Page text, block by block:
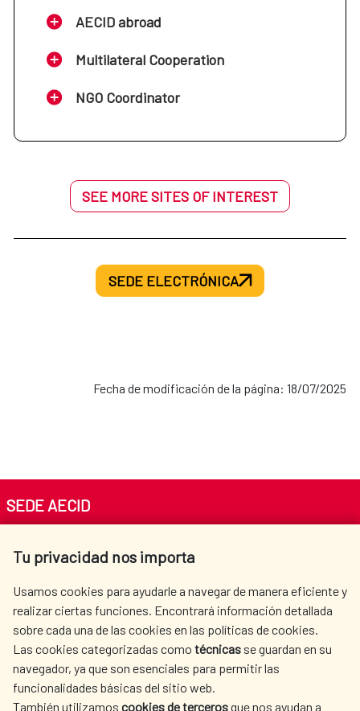
AECID abroad
Multilateral Cooperation
NGO Coordinator
SEE MORE SITES OF INTEREST
SEDE ELECTRÓNICA
Fecha de modificación de la página: 18/07/2025
Tu privacidad nos importa
Usamos cookies para ayudarle a navegar de manera eficiente y
realizar ciertas funciones. Encontrará información detallada
sobre cada una de las cookies en las políticas de cookies.
Las cookies categorizadas como técnicas se guardan en su
navegador, ya que son esenciales para permitir las
funcionalidades básicas del sitio web.
También utilizamos cookies de tercerosque nos ayudan a
SEDE AECID
Tel. +34 900 20 30 54​​​​​​​
AECID
WHERE DO WE COOPERATE?
SPANISH HUMANITARIAN
ACTION
PRESS ROOM
CULTURE AND SCIENCE LIBRARY